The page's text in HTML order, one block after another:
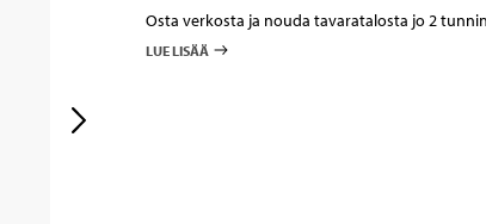
Osta verkosta ja nouda tavaratalosta jo 2
LUE LISÄÄ